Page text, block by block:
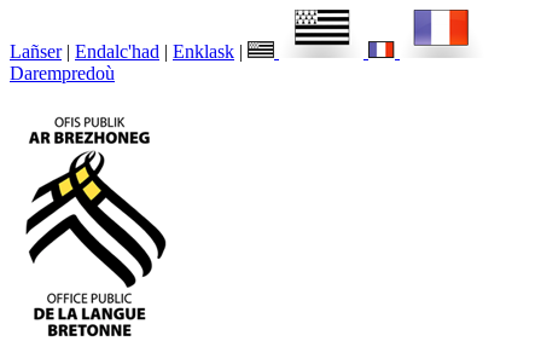
Lañser | Endalc'had | Enklask |
Darempredoù